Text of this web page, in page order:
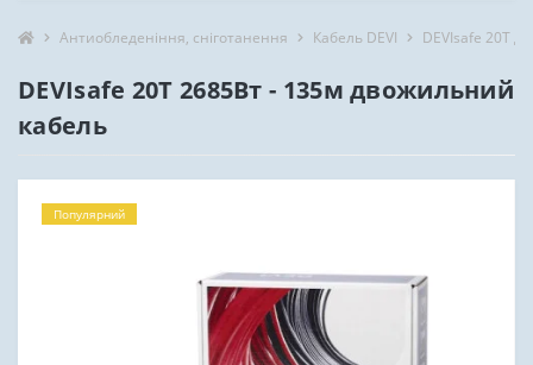
Антиобледеніння, сніготанення Кабель DEVI DEVIsafe 20T
DEVIsafe 20T 2685Вт - 135м двожильний
кабель
Популярний